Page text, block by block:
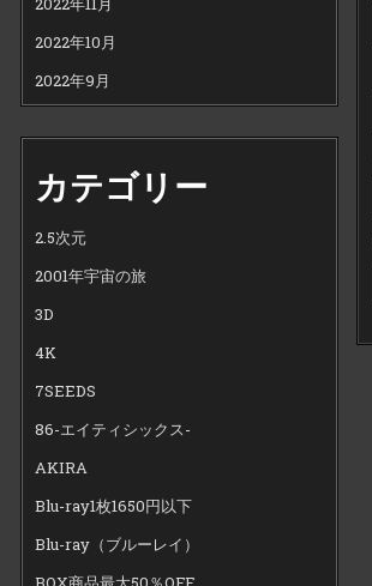
2022年10月
2022年9月
カテゴリー
2.5次元
2001年宇宙の旅
3D
4K
7SEEDS
86-エイティシックス-
AKIRA
Blu-ray1枚1650円以下
Blu-ray（ブルーレイ）